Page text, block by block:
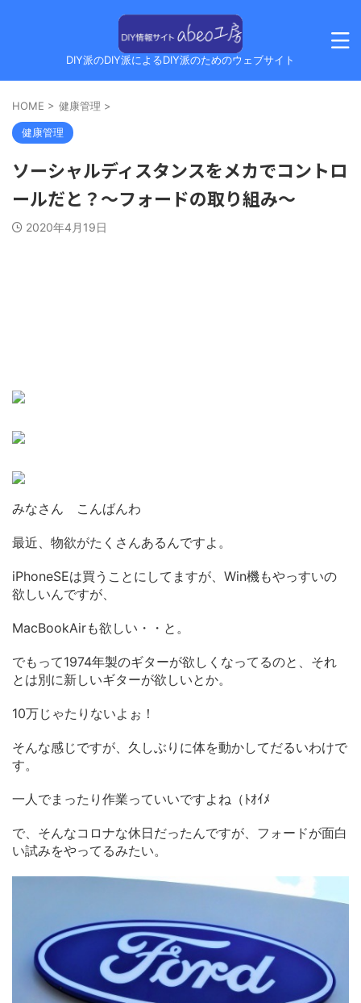
DIY派のDIY派によるDIY派のためのウェブサイト
HOME > 健康管理 >
健康管理
ソーシャルディスタンスをメカでコントロ
ールだと？〜フォードの取り組み〜
2020年4月19日
みなさん こんばんわ
最近、物欲がたくさんあるんですよ。
iPhoneSEは買うことにしてますが、Win機もやっすいの
欲しいんですが、
MacBookAirも欲しい・・と。
でもって1974年製のギターが欲しくなってるのと、それ
とは別に新しいギターが欲しいとか。
10万じゃたりないよぉ！
そんな感じですが、久しぶりに体を動かしてだるいわけで
す。
一人でまったり作業っていいですよね（ﾄｵｲﾒ
で、そんなコロナな休日だったんですが、フォードが面白
い試みをやってるみたい。